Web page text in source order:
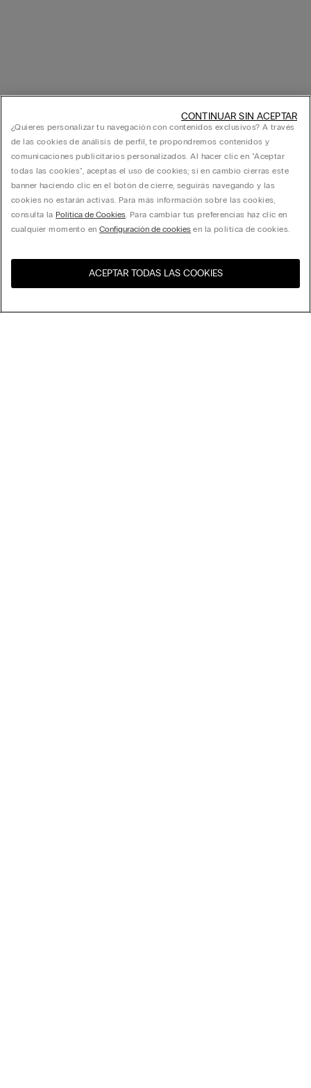
United States
¿Quieres personalizar tu navegación con contenidos exclusivos? A través
de las cookies de análisis de perfil, te propondremos contenidos y
comunicaciones publicitarios personalizados. Al hacer clic en "Aceptar
todas las cookies", aceptas el uso de cookies; si en cambio cierras este
banner haciendo clic en el botón de cierre, seguirás navegando y las
cookies no estarán activas. Para más información sobre las cookies,
consulta laPolítica de Cookies. Para cambiar tus preferencias haz clic en
cualquier momento enConfiguración de cookies en la política de cookies.
ACEPTAR TODAS LAS COOKIES
CONTINUAR SIN ACEPTAR